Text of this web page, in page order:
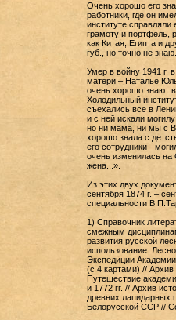
Очень хорошо его
работники, где он
институте справляли
грамоту и портфель,
как Китая, Египта и
губ., но точно не
Умер в войну 1941 г.
матери – Наталье
очень хорошо знают
Холодильный
съехались все в
и с ней искали
но ни мама, ни мы с
хорошо знала с
его сотрудники -
очень изменилась на
жена...».
Из этих двух
сентября 1874 г. –
специальности
1) Справочник
смежным
развития русской
использование:
Экспедиции
(с 4 картами) //
Путешествие
и 1772 гг. // Архив
древних лапидарных
Белорусской ССР //